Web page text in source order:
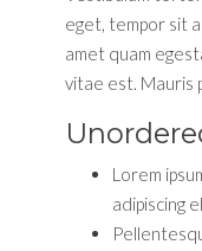
eget, tempor sit
amet quam
vitae est. Mauris
Lorem
adipiscing